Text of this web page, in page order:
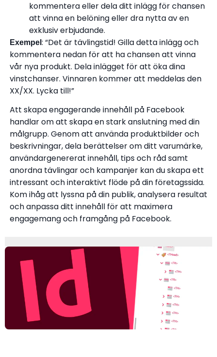
kommentera eller dela ditt inlägg för chansen
att vinna en belöning eller dra nytta av en
exklusiv erbjudande.
Exempel : “Det är tävlingstid! Gilla detta inlägg och
kommentera nedan för att ha chansen att vinna
vår nya produkt. Dela inlägget för att öka dina
vinstchanser. Vinnaren kommer att meddelas den
XX/XX. Lycka till!”
Att skapa engagerande innehåll på Facebook
handlar om att skapa en stark anslutning med din
målgrupp. Genom att använda produktbilder och
beskrivningar, dela berättelser om ditt varumärke,
användargenererat innehåll, tips och råd samt
anordna tävlingar och kampanjer kan du skapa ett
intressant och interaktivt flöde på din företagssida.
Kom ihåg att lyssna på din publik, analysera resultat
och anpassa ditt innehåll för att maximera
engagemang och framgång på Facebook.